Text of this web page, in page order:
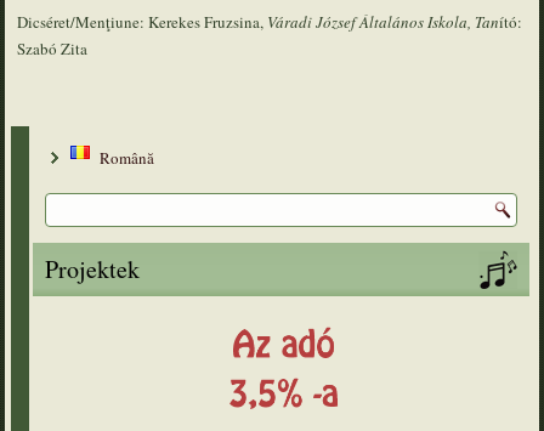
Dicséret/Menţiune: Kerekes Fruzsina, Váradi József Általános Iskola, Tanító:
Szabó Zita
Română
Projektek